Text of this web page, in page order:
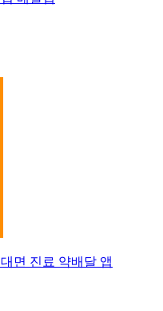
면 진료 약배달 앱